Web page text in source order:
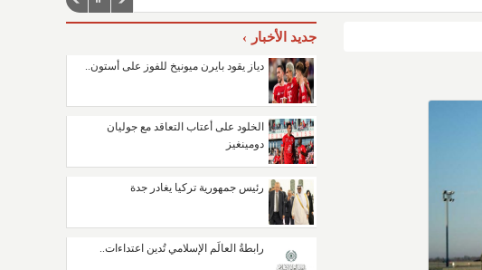
جديد الأخبار
دياز يقود بايرن ميونيخ للفوز على أستون..
الخلود على أعتاب التعاقد مع جوليان
دومينغيز
رئيس جمهورية تركيا يغادر جدة
رابطةُ العالَم الإسلامي تُدين اعتداءات..